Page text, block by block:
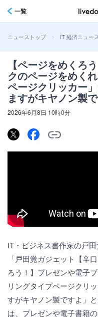
一覧
ニューストップ > IT 経済ニュース
【ページをめくろ
クのページをめく
ページクリッカー
ますがキヤノン製
2026年6月8日 10時0分
IT・ビジネス書作家の戸
「戸田覚ガジェット【辛
ろう！】プレゼンや電子
リングタイプページクリ
すがキヤノン製ですよ」
は、プレゼンや電子書籍